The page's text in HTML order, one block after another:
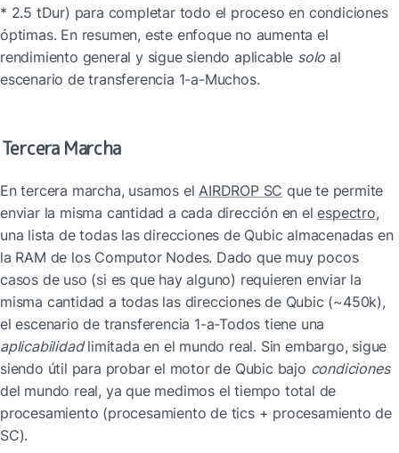
* 2.5 tDur) para completar todo el proceso en condiciones
óptimas. En resumen, este enfoque no aumenta el
rendimiento general y sigue siendo aplicable solo al
escenario de transferencia 1-a-Muchos.
Tercera Marcha
En tercera marcha, usamos el AIRDROP SC que te permite
enviar la misma cantidad a cada dirección en el espectro,
una lista de todas las direcciones de Qubic almacenadas en
la RAM de los Computor Nodes. Dado que muy pocos
casos de uso (si es que hay alguno) requieren enviar la
misma cantidad a todas las direcciones de Qubic (~450k),
aplicabilidad limitada en el mundo real. Sin embargo, sigue
siendo útil para probar el motor de Qubic bajo condiciones
del mundo real, ya que medimos el tiempo total de
procesamiento (procesamiento de tics + procesamiento de
SC).